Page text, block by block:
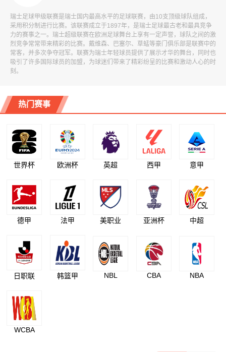
瑞士足球甲级联赛是瑞士国内最高水平的足球联赛，由10支顶级球队组成，
采用积分制进行比赛。该联赛成立于1897年，是瑞士足球最古老和最具竞争
力的赛事之一。瑞士超级联赛在欧洲足球舞台上享有一定声誉，球队之间的激
烈竞争常常带来精彩的比赛。戴维森、巴塞尔、草蜢等豪门俱乐部是联赛中的
常客，并多次争夺冠军。联赛为瑞士年轻球员提供了展示才华的舞台，同时也
吸引了许多国际球员的加盟，为球迷们带来了精彩纷呈的比赛和激动人心的时
刻。
热门赛事
世界杯 欧洲杯 英超 西甲 意甲
德甲 法甲 美职业 亚洲杯 中超
日职联 韩篮甲 NBL CBA NBA
WCBA